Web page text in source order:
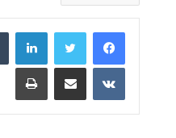
مشاركة عبر البريد